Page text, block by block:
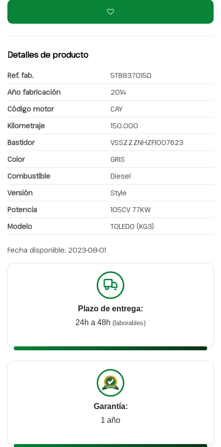
Detalles de producto
Ref. fab.
5TB837015D
Año fabricación
2014
Código motor
CAY
Kilometraje
150.000
Bastidor
VSSZZZNHZF1007623
Color
GRIS
Combustible
Diesel
Versión
Style
Potencia
105CV 77KW
Modelo
TOLEDO (KG3)
Fecha disponible: 2023-08-01
Plazo de entrega:
24h a 48h (laborables)
Garantía:
1 año